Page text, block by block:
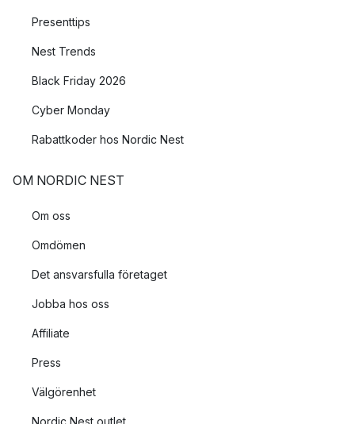
Presenttips
Nest Trends
Black Friday 2026
Cyber Monday
Rabattkoder hos Nordic Nest
OM NORDIC NEST
Om oss
Omdömen
Det ansvarsfulla företaget
Jobba hos oss
Affiliate
Press
Välgörenhet
Nordic Nest outlet